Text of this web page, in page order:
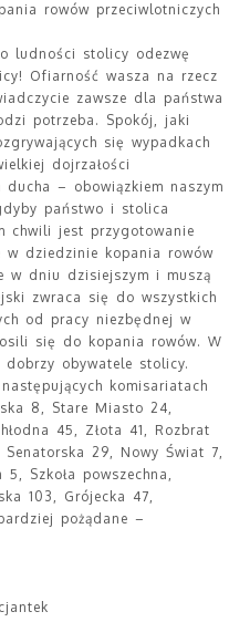
rowów przeciwlotniczych
ludności stolicy odezwę
Ofiarność wasza na rzecz
zawsze dla państwa
potrzeba. Spokój, jaki
się wypadkach
dojrzałości
– obowiązkiem naszym
państwo i stolica
chwili jest przygotowanie
w dziedzinie kopania rowów
w dniu dzisiejszym i muszą
zwraca się do wszystkich
od pracy niezbędnej w
się do kopania rowów. W
obywatele stolicy.
komisariatach
8, Stare Miasto 24,
45, Złota 41, Rozbrat
29, Nowy Świat 7,
Szkoła powszechna,
103, Grójecka 47,
pożądane –